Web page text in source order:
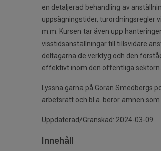
en detaljerad behandling av
uppsägningstider, turordningsregler
m.m. Kursen tar även upp
visstidsanställningar till tillsvidare
deltagarna de verktyg och den
effektivt inom den offentliga sektorn.
Lyssna gärna på Göran Smedbergs
arbetsrätt och bl.a. berör ämnen
Uppdaterad/Granskad: 2024-03-09
Innehåll